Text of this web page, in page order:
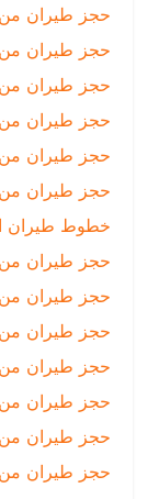
حجز طيران من باتنا
حجز طيران من
حجز طيران من
حجز طيران من
حجز طيران من أبيزا
حجز طيران من
خطوط طيران النيل
حجز طيران من
حجز طيران من
حجز طيران من الدار
حجز طيران من
حجز طيران من
حجز طيران من
حجز طيران من